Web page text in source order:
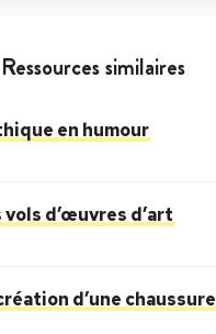
Ressources similaires
en humour
vols d’œuvres d’art
d’une chaussure